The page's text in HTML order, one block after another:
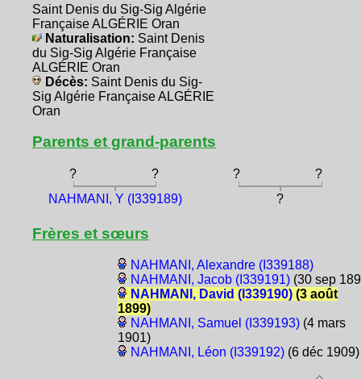
Saint Denis du Sig-Sig Algérie
Française ALGÉRIE Oran
Naturalisation: Saint Denis
du Sig-Sig Algérie Française
ALGÉRIE Oran
Décès: Saint Denis du Sig-
Sig Algérie Française ALGÉRIE
Oran
Parents et grand-parents
? ? ?
?
NAHMANI, Y (I339189)
?
Frères et sœurs
NAHMANI, Alexandre (I339188)
NAHMANI, Jacob (I339191)(30 sep
NAHMANI, David (I339190)(3 août
1899)
NAHMANI, Samuel (I339193)(4 mars
1901)
NAHMANI, Léon (I339192)(6 déc 1909)